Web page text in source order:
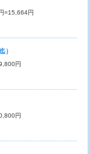
円
円～
=15,664円
）
円
円